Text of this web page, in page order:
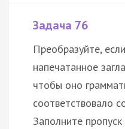
Задача 76
Преобразуйте,
напечатанное
чтобы оно
соответствовало
Заполните